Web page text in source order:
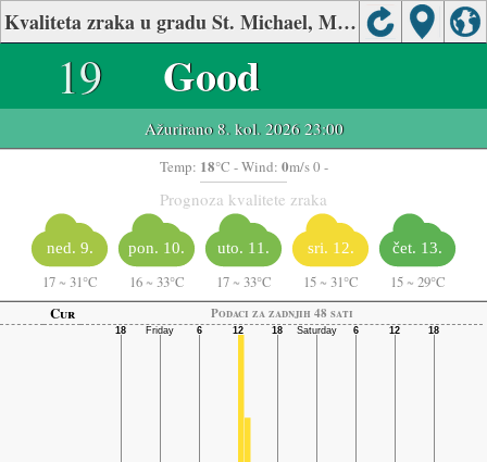
Kvaliteta zraka u gradu St. Michael, Minnesota
19 Good
Ažurirano 8. kol. 2026 23:00
Temp: 18°C - Wind: 0m/s 0 -
Prognoza kvalitete zraka
ned. 9.
17 ~ 31°C
pon. 10.
16 ~ 33°C
uto. 11.
17 ~ 33°C
sri. 12.
15 ~ 31°C
čet. 13.
15 ~ 29°C
Cur
Podaci za zadnjih 48 sati